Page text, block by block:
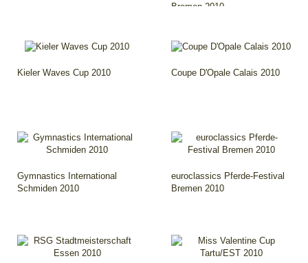
Bremen 2010
Kieler Waves Cup 2010 Coupe D'Opale Calais 2010
Gymnastics International
Schmiden 2010
euroclassics Pferde-Festival
Bremen 2010